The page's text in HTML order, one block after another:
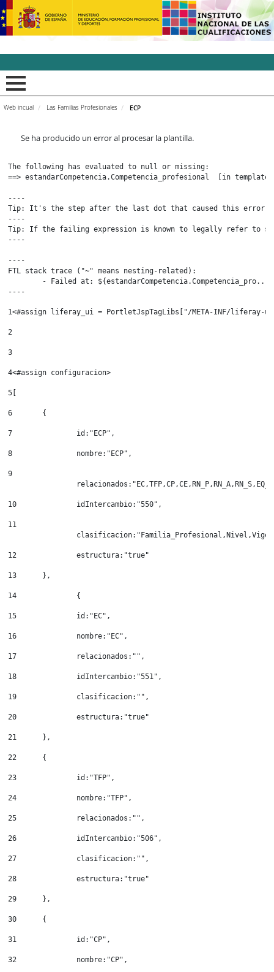
INCUAl - Instituto
Web incual Las Familias Profesionales ECP
Se ha producido un error al procesar la plantilla.
The following has evaluated to null or missing:
==> estandarCompetencia.Competencia_profesional  [in
----
Tip: It's the step after the last dot that caused this error,
----
Tip: If the failing expression is known to legally refer to
----
----
FTL stack trace ("~" means nesting-related):
----
1<#assign liferay_ui = PortletJspTagLibs["/META-INF/
2
3
4<#assign configuracion>
5
6
	{
7
		id:"ECP",
8
		nombre:"ECP",
9
10
		idIntercambio:"550",
11
12
		estructura:"true"
13
	},
14
		{
15
		id:"EC",
16
		nombre:"EC",
17
		relacionados:"",
18
		idIntercambio:"551",
19
		clasificacion:"",
20
		estructura:"true"
21
	},
22
	{
23
		id:"TFP",
24
		nombre:"TFP",
25
		relacionados:"",
26
		idIntercambio:"506",
27
		clasificacion:"",
28
		estructura:"true"
29
	},
30
	{
31
		id:"CP",
32
		nombre:"CP",